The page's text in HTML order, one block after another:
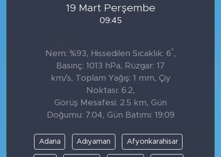
19 Mart Perşembe
09:45
Nem: %93, Hissedilen Sıcaklık: 6°,
Basınç: 1013 hPa, Rüzgar: 17
km/s, Toplam Yağış: 1 mm, Çiy
Noktası: 6.2,
Görüş Mesafesi: 2.5 km, Gün
Doğumu: 7:04, Gün Batımı: 19:09
Adana Adıyaman Afyonkarahisar